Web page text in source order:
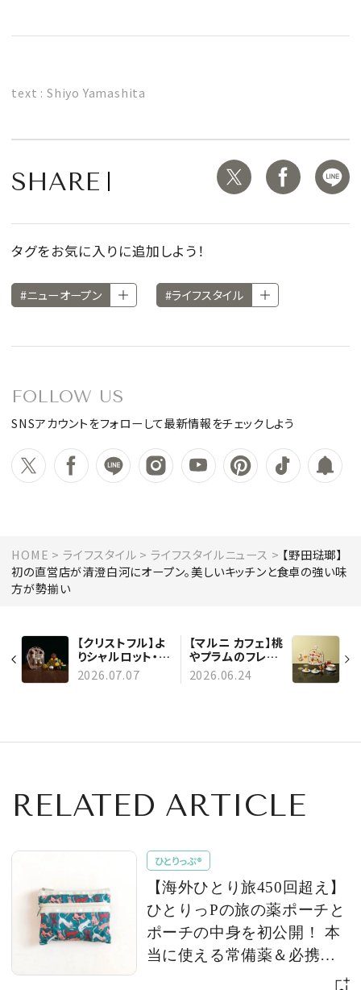
text : Shiyo Yamashita
SHARE
タグをお気に入りに追加しよう！
#ニューオープン #ライフスタイル
FOLLOW US
SNSアカウントをフォローして最新情報をチェックしよう
HOME ライフスタイル ライフスタイルニュース
【野田琺瑯】
初の直営店が清澄白河にオープン。美しいキッチンと食卓の強い味
方が勢揃い
【クリストフル】よ
りシャルロット・シ
ェネによる新作カ
トラリーコレクシ
2026.07.07
【マルニ カフェ】桃
やプラムのフレッ
シュな味わいとお
茶の香りが楽しめ
2026.06.24
RELATED ARTICLE
ひとりっぷ®
【海外ひとり旅450回超え】
ひとりっPの旅の薬ポーチと
ポーチの中身を初公開！ 本
当に使える常備薬＆必携ア